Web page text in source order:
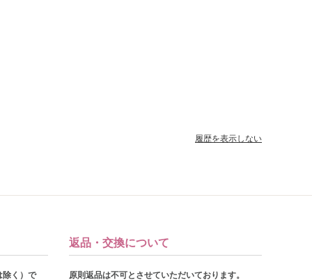
履歴を表示しない
除く）で
返品・交換について
原則返品は不可とさせていただいております。